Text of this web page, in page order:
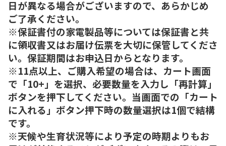
日が異なる場合がございますので、あらかじめ
ご了承ください。
※保証書付の家電製品等については保証書と共
に領収書又はお届け伝票を大切に保管してくださ
い。保証期間はお申込日からとなります。
※11点以上、ご購入希望の場合は、カート画面
で「10+」を選択、必要数量を入力し「再計算」
ボタンを押下してください。当画面での「カート
に入れる」ボタン押下時の数量選択は1個で結構
です。
※天候や生育状況等により予定の時期よりもお